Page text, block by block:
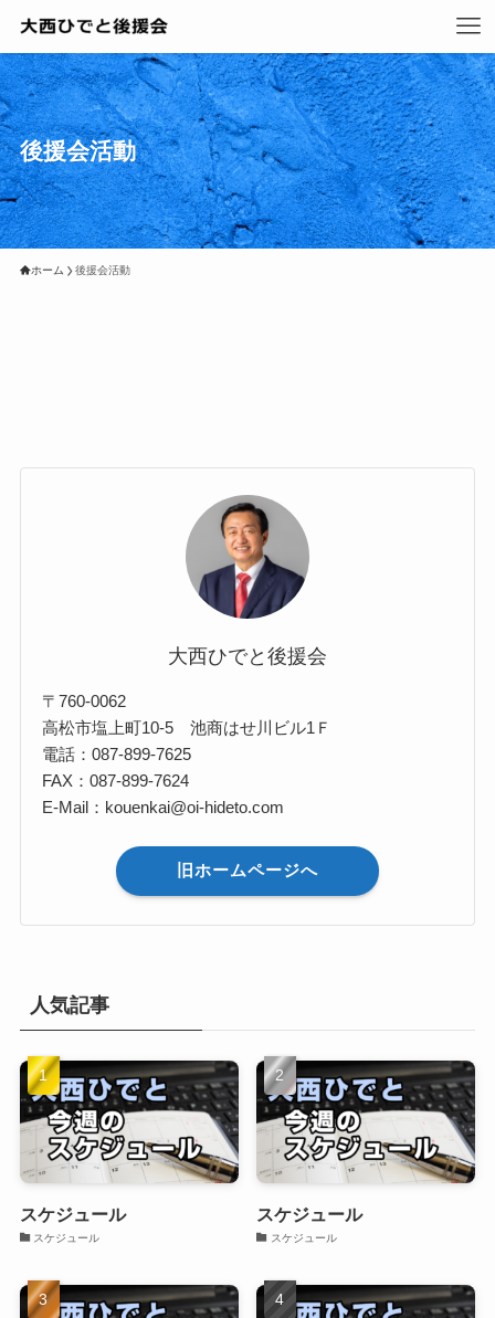
後援会活動
ホーム 後援会活動
大西ひでと後援会
〒760-0062
高松市塩上町10-5 池商はせ川ビル1Ｆ
電話：087-899-7625
FAX：087-899-7624
E-Mail：kouenkai@oi-hideto.com
旧ホームページへ
人気記事
スケジュール
スケジュール
スケジュール
スケジュール